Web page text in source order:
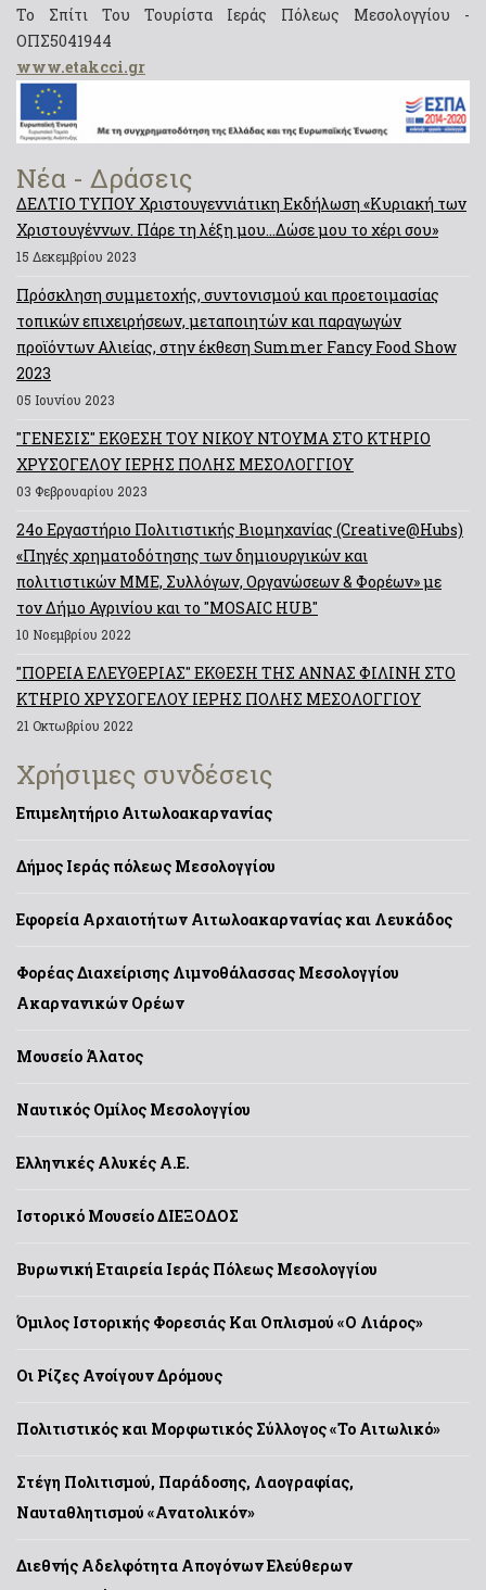
Το Σπίτι Του Τουρίστα Ιεράς Πόλεως Μεσολογγίου -
ΟΠΣ5041944
www.etakcci.gr
Νέα - Δράσεις
ΔΕΛΤΙΟ ΤΥΠΟΥ Χριστουγεννιάτικη Εκδήλωση «Κυριακή των
Χριστουγέννων. Πάρε τη λέξη μου…Δώσε μου το χέρι σου»
15 Δεκεμβρίου 2023
Πρόσκληση συμμετοχής, συντονισμού και προετοιμασίας
τοπικών επιχειρήσεων, μεταποιητών και παραγωγών
προϊόντων Αλιείας, στην έκθεση Summer Fancy Food Show
2023
05 Ιουνίου 2023
"ΓΕΝΕΣΙΣ" ΕΚΘΕΣΗ ΤΟΥ ΝΙΚΟΥ ΝΤΟΥΜΑ ΣΤΟ ΚΤΗΡΙΟ
ΧΡΥΣΟΓΕΛΟΥ ΙΕΡΗΣ ΠΟΛΗΣ ΜΕΣΟΛΟΓΓΙΟΥ
03 Φεβρουαρίου 2023
24ο Εργαστήριο Πολιτιστικής Βιομηχανίας (Creative@Hubs)
«Πηγές χρηματοδότησης των δημιουργικών και
πολιτιστικών ΜΜΕ, Συλλόγων, Οργανώσεων & Φορέων» με
τον Δήμο Αγρινίου και το "MOSAIC HUB"
10 Νοεμβρίου 2022
"ΠΟΡΕΙΑ ΕΛΕΥΘΕΡΙΑΣ" ΕΚΘΕΣΗ ΤΗΣ ΑΝΝΑΣ ΦΙΛΙΝΗ ΣΤΟ
ΚΤΗΡΙΟ ΧΡΥΣΟΓΕΛΟΥ ΙΕΡΗΣ ΠΟΛΗΣ ΜΕΣΟΛΟΓΓΙΟΥ
21 Οκτωβρίου 2022
Χρήσιμες συνδέσεις
Επιμελητήριο Αιτωλοακαρνανίας
Δήμος Ιεράς πόλεως Μεσολογγίου
Εφορεία Αρχαιοτήτων Αιτωλοακαρνανίας και Λευκάδος
Φορέας Διαχείρισης Λιμνοθάλασσας Μεσολογγίου
Ακαρνανικών Ορέων
Μουσείο Άλατος
Ναυτικός Ομίλος Μεσολογγίου
Ελληνικές Αλυκές Α.Ε.
Ιστορικό Μουσείο ΔΙΕΞΟΔΟΣ
Βυρωνική Εταιρεία Ιεράς Πόλεως Μεσολογγίου
Όμιλος Ιστορικής Φορεσιάς Και Οπλισμού «Ο Λιάρος»
Οι Ρίζες Ανοίγουν Δρόμους
Πολιτιστικός και Μορφωτικός Σύλλογος «Το Αιτωλικό»
Στέγη Πολιτισμού, Παράδοσης, Λαογραφίας,
Ναυταθλητισμού «Ανατολικόν»
Διεθνής Αδελφότητα Απογόνων Ελεύθερων